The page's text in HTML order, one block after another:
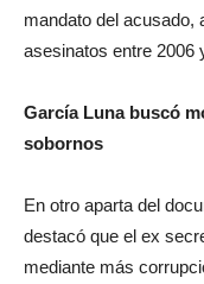
mandato del acusado,
asesinatos entre 2006
García Luna buscó
sobornos
En otro aparta del
destacó que el ex
mediante más